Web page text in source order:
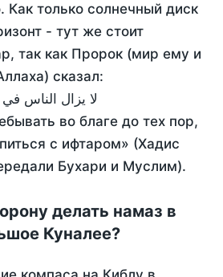
Как только солнечный диск
- тут же стоит
так как Пророк (мир ему и
сказал:
لا يزال الناس
во благе до тех пор,
с ифтаром» (Хадис
Бухари и Муслим).
делать намаз в
Куналее?